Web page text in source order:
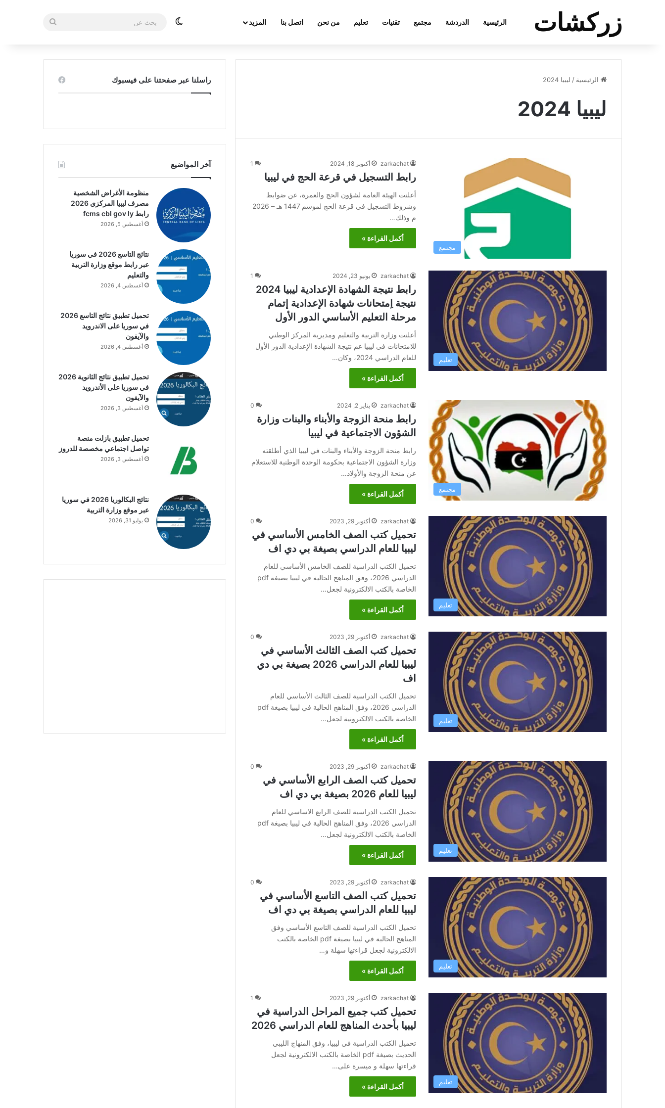
زركشات الرئيسية الدردشة مجتمع تقنيات تعليم من نحن اتصل بنا المزيد الوضع المظلم
الرئيسية / ليبيا 2024
ليبيا 2024
مجتمع
zarkachat أكتوبر 18, 2024 1
رابط التسجيل في قرعة الحج في ليبيا
أعلنت الهيئة العامة لشؤون الحج والعمرة، عن ضوابط
وشروط التسجيل في قرعة الحج لموسم 1447 هـ – 2026
م وذلك…
أكمل القراءة »
تعليم
zarkachat يونيو 23, 2024 1
رابط نتيجة الشهادة الإعدادية ليبيا 2024
نتيجة اِمتحانات شهادة الإعدادية إتمام
مرحلة التعليم الأساسي الدور الأول
أعلنت وزارة التربية والتعليم ومديرية المركز الوطني
للامتحانات في ليبيا عم نتيجة الشهادة الإعدادية الدور الأول
للعام الدراسي 2024، وكان…
أكمل القراءة »
مجتمع
zarkachat يناير 2, 2024 0
رابط منحة الزوجة والأبناء والبنات وزارة
الشؤون الاجتماعية في ليبيا
رابط منحة الزوجة والأبناء والبنات في ليبيا الذي أطلقته
وزارة الشؤون الاجتماعية بحكومة الوحدة الوطنية للاستعلام
عن منحة الزوجة والأولاد…
أكمل القراءة »
تعليم
zarkachat أكتوبر 29, 2023 0
تحميل كتب الصف الخامس الأساسي في
ليبيا للعام الدراسي بصيغة بي دي اف
تحميل الكتب الدراسية للصف الخامس الأساسي للعام
الدراسي 2026، وفق المناهج الحالية في ليبيا بصيغة pdf
الخاصة بالكتب الالكترونية لجعل…
أكمل القراءة »
تعليم
zarkachat أكتوبر 29, 2023 0
تحميل كتب الصف الثالث الأساسي في
ليبيا للعام الدراسي 2026 بصيغة بي دي
اف
تحميل الكتب الدراسية للصف الثالث الأساسي للعام
الدراسي 2026، وفق المناهج الحالية في ليبيا بصيغة pdf
الخاصة بالكتب الالكترونية لجعل…
أكمل القراءة »
تعليم
zarkachat أكتوبر 29, 2023 0
تحميل كتب الصف الرابع الأساسي في
ليبيا للعام 2026 بصيغة بي دي اف
تحميل الكتب الدراسية للصف الرابع الاساسي للعام
الدراسي 2026، وفق المناهج الحالية في ليبيا بصيغة pdf
الخاصة بالكتب الالكترونية لجعل…
أكمل القراءة »
تعليم
zarkachat أكتوبر 29, 2023 0
تحميل كتب الصف التاسع الأساسي في
ليبيا للعام الدراسي بصيغة بي دي اف
تحميل الكتب الدراسية للصف التاسع الأساسي وفق
المناهج الحالية في ليبيا بصيغة pdf الخاصة بالكتب
الالكترونية لجعل قراءتها سهلة و…
أكمل القراءة »
تعليم
zarkachat أكتوبر 29, 2023 1
تحميل كتب جميع المراحل الدراسية في
ليبيا بأحدث المناهج للعام الدراسي 2026
تحميل الكتب الدراسية في ليبيا، وفق المنهاج الليبي
الحديث بصيغة pdf الخاصة بالكتب الالكترونية لجعل
قراءتها سهلة و ميسرة على…
أكمل القراءة »
راسلنا عبر صفحتنا على فيسبوك
آخر المواضيع
منظومة الأغراض الشخصية
مصرف ليبيا المركزي 2026
رابط fcms cbl gov ly
أغسطس 5, 2026
نتائج التاسع 2026 في سوريا
عبر رابط موقع وزارة التربية
والتعليم
أغسطس 4, 2026
تحميل تطبيق نتائج التاسع 2026
في سوريا على الاندرويد
والآيفون
أغسطس 4, 2026
تحميل تطبيق نتائج الثانوية 2026
في سوريا على الأندرويد
والآيفون
أغسطس 3, 2026
تحميل تطبيق بازلت منصة
تواصل اجتماعي مخصصة للدروز
أغسطس 3, 2026
نتائج البكالوريا 2026 في سوريا
عبر موقع وزارة التربية
يوليو 31, 2026